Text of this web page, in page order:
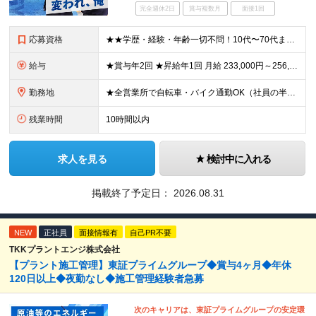
完全週休2日 賞与複数月 面接1回
応募資格 ★★学歴・経験・年齢一切不問！10代〜70代まで活躍中★★ ■未経験歓迎 ■第二新卒歓迎・ブランクOK 人物重視の採用です！元気な挨拶ができる方、安定した環境で長く働きたい方を歓迎します。
給与 ★賞与年2回 ★昇給年1回 月給 233,000円～256,000円 +（各種手当）+（賞与年2回） ※経験、能力等を考慮の上、決定！月収30万円以上も可能です ※経験者の方は優遇します ※3ヶ月の
勤務地 ★全営業所で自転車・バイク通勤OK（社員の半数がバイクで通勤） 【目黒営業所】 東京都目黒区目黒1-24-2 【五反田営業所】 東京都品川区大崎5-1-2 【中野営業所 新宿スタンド】 東京都中
残業時間 10時間以内
求人を見る 検討中に入れる
掲載終了予定日： 2026.08.31
NEW 正社員 面接情報有 自己PR不要
TKKプラントエンジ株式会社
【プラント施工管理】東証プライムグループ◆賞与4ヶ月◆年休
120日以上◆夜勤なし◆施工管理経験者急募
次のキャリアは、東証プライムグループの安定環